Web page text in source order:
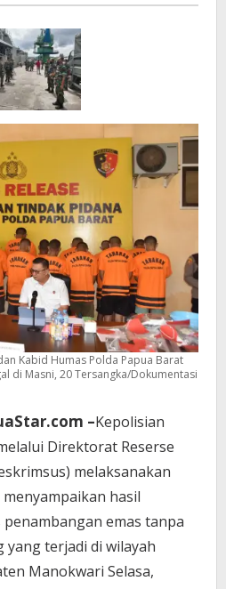
20
Tersangka
Ditangkap
2
DPO
Kabid Humas Polda Papua Barat
di Masni, 20 Tersangka/Dokumentasi
–Kepolisian
Direktorat Reserse
melaksanakan
hasil
emas tanpa
yang terjadi di wilayah
Manokwari Selasa,